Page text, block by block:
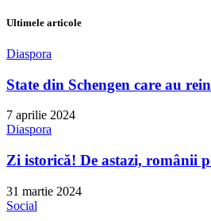
Ultimele articole
Diaspora
State din Schengen care au
7 aprilie 2024
Diaspora
Zi istorică! De astazi, românii
31 martie 2024
Social